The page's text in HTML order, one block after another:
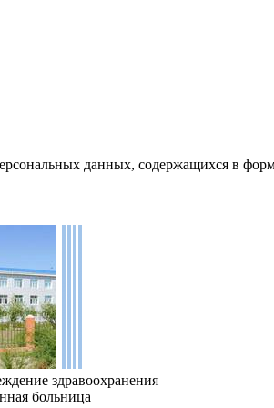
данных, содержащихся в
здравоохранения
больница